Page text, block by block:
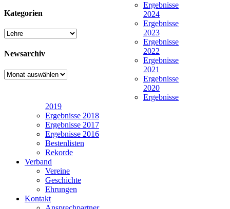
Kategorien
Kategorien
Newsarchiv
Newsarchiv
Ergebnisse
2024
Ergebnisse
2023
Ergebnisse
2022
Ergebnisse
2021
Ergebnisse
2020
Ergebnisse
2019
Ergebnisse 2018
Ergebnisse 2017
Ergebnisse 2016
Bestenlisten
Rekorde
Verband
Vereine
Geschichte
Ehrungen
Kontakt